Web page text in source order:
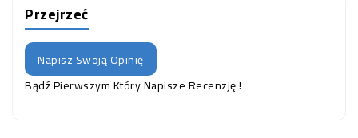
Przejrzeć
Napisz Swoją Opinię
Bądź Pierwszym Który Napisze Recenzję !